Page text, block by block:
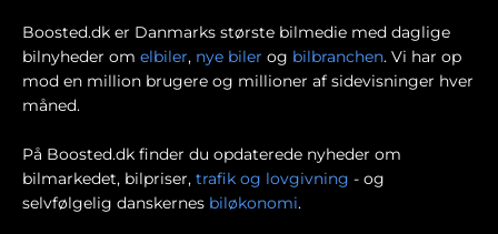
Boosted.dk er Danmarks største bilmedie med daglige
bilnyheder om elbiler, nye biler og bilbranchen. Vi har op
mod en million brugere og millioner af sidevisninger hver
måned.
På Boosted.dk finder du opdaterede nyheder om
bilmarkedet, bilpriser, trafik og lovgivning - og
selvfølgelig danskernes biløkonomi.